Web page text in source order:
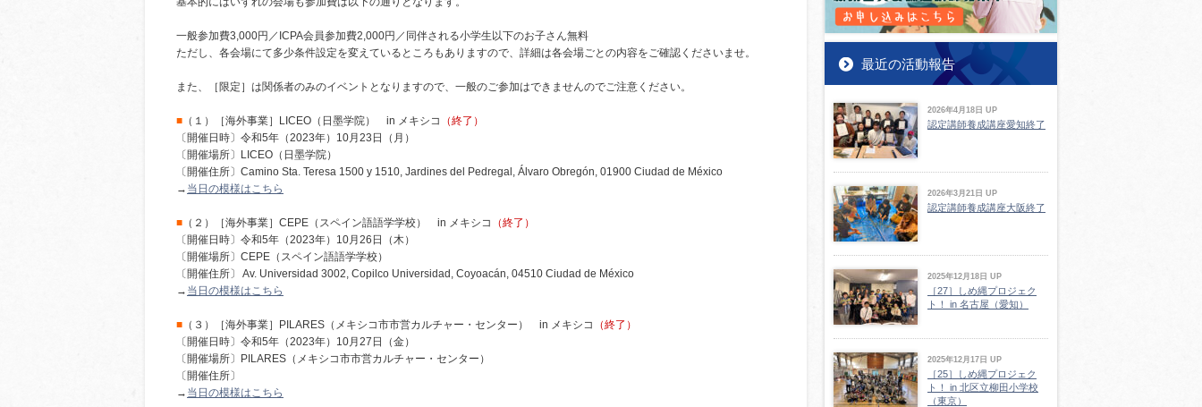
一般参加費3,000円／ICPA会員参加費2,000円／同伴される小学生以下のお子さん無料
ただし、各会場にて多少条件設定を変えているところもありますので、詳細は各会場ごとの内容をご確認くださいませ。
また、［限定］は関係者のみのイベントとなりますので、一般のご参加はできませんのでご注意ください。
■ （１）［海外事業］LICEO（日墨学院） in メキシコ
（終了）
〔開催日時〕令和5年（2023年）10月23日（月）
〔開催場所〕LICEO（日墨学院）
〔開催住所〕Camino Sta. Teresa 1500 y 1510, Jardines del Pedregal, Álvaro Obregón, 01900 Ciudad de México
→ 当日の模様はこちら
■ （２）［海外事業］CEPE（スペイン語語学学校） in メキシコ
（終了）
〔開催日時〕令和5年（2023年）10月26日（木）
〔開催場所〕CEPE（スペイン語語学学校）
〔開催住所〕 Av. Universidad 3002, Copilco Universidad, Coyoacán, 04510 Ciudad de México
→ 当日の模様はこちら
■ （３）［海外事業］PILARES（メキシコ市市営カルチャー・センター） in メキシコ
（終了）
〔開催日時〕令和5年（2023年）10月27日（金）
〔開催場所〕PILARES（メキシコ市市営カルチャー・センター）
〔開催住所〕
→ 当日の模様はこちら
最近の活動報告
2026年4月18日 UP
認定講師養成講座愛知終了
2026年3月21日 UP
認定講師養成講座大阪終了
2025年12月18日 UP
［27］しめ縄プロジェク
ト！ in 名古屋（愛知）
2025年12月17日 UP
［25］しめ縄プロジェク
ト！ in 北区立柳田小学校
（東京）